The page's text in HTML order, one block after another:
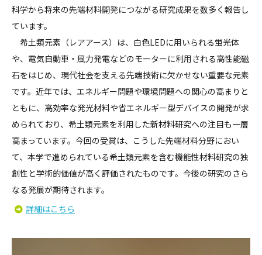
科学から将来の先端材料開発につながる研究成果を数多く報告し
ています。
希土類元素（レアアース）は、白色LEDに用いられる蛍光体
や、電気自動車・風力発電などのモーターに利用される高性能磁
石をはじめ、現代社会を支える先端技術に欠かせない重要な元素
です。近年では、エネルギー問題や環境問題への関心の高まりと
ともに、高効率な発光材料や省エネルギー型デバイスの開発が求
められており、希土類元素を利用した新材料研究への注目も一層
高まっています。今回の受賞は、こうした先端材料分野におい
て、本学で進められている希土類元素を含む機能性材料研究の独
創性と学術的価値が高く評価されたものです。今後の研究のさら
なる発展が期待されます。
詳細はこちら